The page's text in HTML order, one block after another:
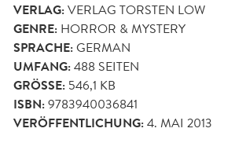
VERLAG:VERLAG TORSTEN LOW
GENRE: HORROR & MYSTERY
SPRACHE:GERMAN
UMFANG:488 SEITEN
GRÖSSE: 546,1 KB
ISBN:9783940036841
VERÖFFENTLICHUNG:4. MAI 2013